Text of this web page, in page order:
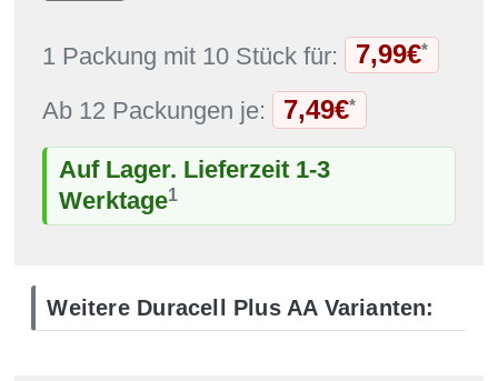
1 Packung mit 10 Stück für: 7,99€*
Ab 12 Packungen je: 7,49€*
Auf Lager. Lieferzeit 1-3
Werktage1
Weitere Duracell Plus AA Varianten: